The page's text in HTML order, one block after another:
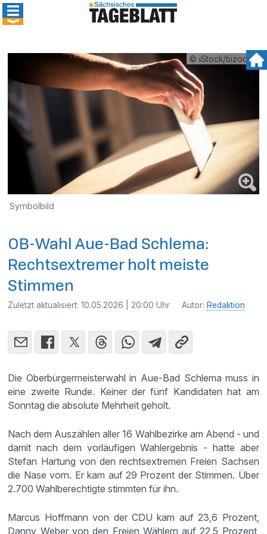
© iStock/bizoo_n
Symbolbild
OB-Wahl Aue-Bad Schlema:
Rechtsextremer holt meiste
Stimmen
Zuletzt aktualisiert:10.05.2026 | 20:00 Uhr Autor: Redaktion
Die Oberbürgermeisterwahl in Aue-Bad Schlema muss in
eine zweite Runde. Keiner der fünf Kandidaten hat am
Sonntag die absolute Mehrheit geholt.
Nach dem Auszählen aller 16 Wahlbezirke am Abend - und
damit nach dem vorläufigen Wahlergebnis - hatte aber
Stefan Hartung von den rechtsextremen Freien Sachsen
die Nase vorn. Er kam auf 29 Prozent der Stimmen. Über
2.700 Wahlberechtigte stimmten für ihn.
Marcus Hoffmann von der CDU kam auf 23,6 Prozent,
Danny Weber von den Freien Wählern auf 22,5 Prozent,